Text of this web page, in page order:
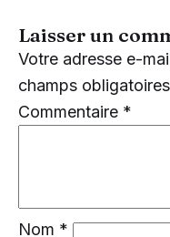
Laisser un
Votre adresse e-
champs
Commentaire *
Nom *